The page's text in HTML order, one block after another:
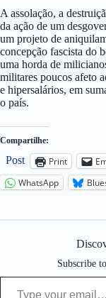
A assolação, a
da ação de um
um projeto de
concepção fascista do
uma horda de
militares poucos afeto
e hipersalários, em
o país.
Compartilhe:
Post Print
WhatsApp
Subscribe
Type your email…